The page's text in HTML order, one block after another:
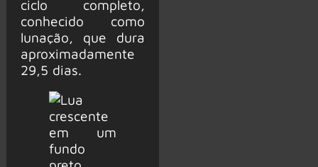
ciclo completo,
conhecido como
lunação, que dura
aproximadamente
29,5 dias.